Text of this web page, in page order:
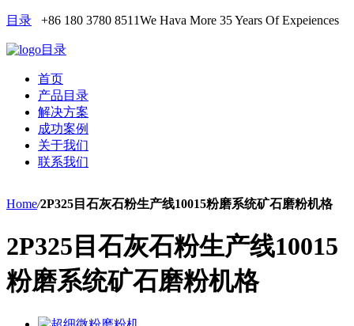
目录 +86 180 3780 8511We Hava More 35 Years Of Expeiences
目录
首页
产品目录
解决方案
成功案例
关于我们
联系我们
Home/2P325目石灰石粉生产线10015粉磨系统矿石磨粉机格
2P325目石灰石粉生产线10015
粉磨系统矿石磨粉机格